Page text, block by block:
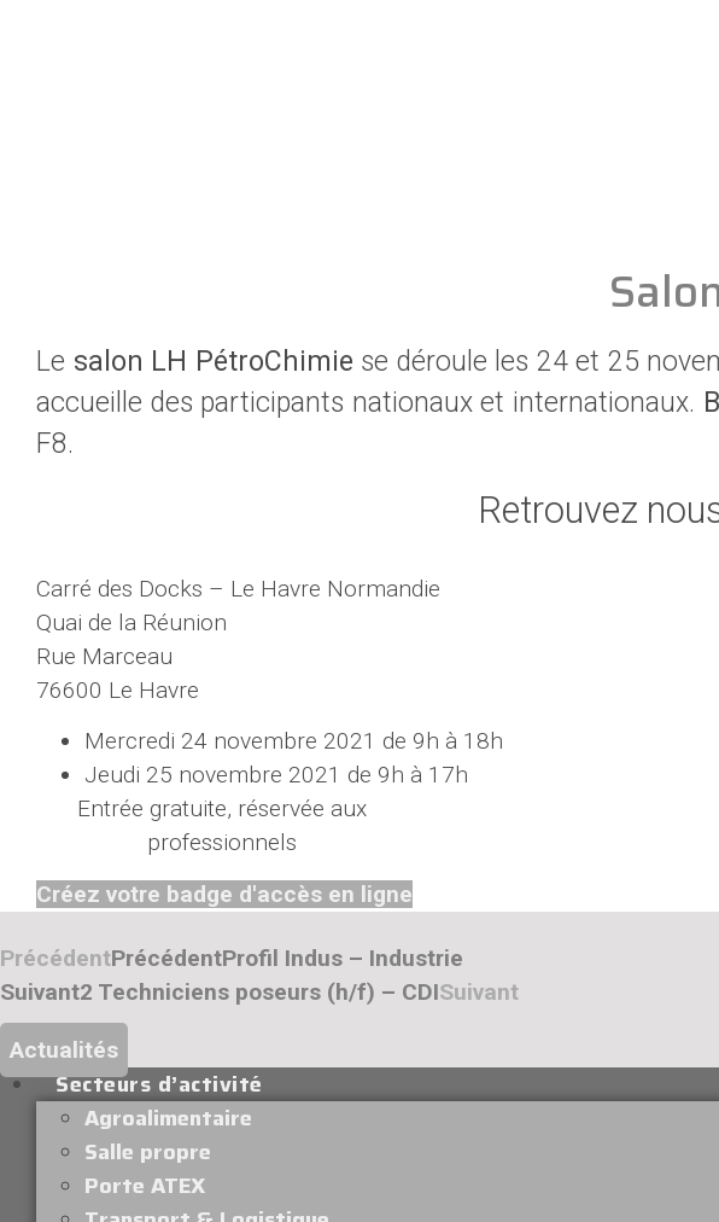
Le salon LH PétroChimie se déroule les 24 et 25
accueille des participants nationaux et internationaux.
F8.
Retrouvez
Carré des Docks – Le Havre Normandie
Quai de la Réunion
Rue Marceau
76600 Le Havre
Mercredi 24 novembre 2021 de 9h à 18h
Jeudi 25 novembre 2021 de 9h à 17h
Entrée gratuite, réservée aux
professionnels
Créez votre badge d'accès en ligne
PrécédentPrécédentProfil Indus – Industrie
Suivant2 Techniciens poseurs (h/f) – CDISuivant
Actualités
Secteurs d’activité
Agroalimentaire
Salle propre
Porte ATEX